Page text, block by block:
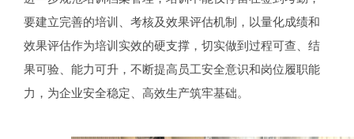
要建立完善的培训、考核及效果评估机制，以量化成绩和
效果评估作为培训实效的硬支撑，切实做到过程可查、结
果可验、能力可升，不断提高员工安全意识和岗位履职能
力，为企业安全稳定、高效生产筑牢基础。